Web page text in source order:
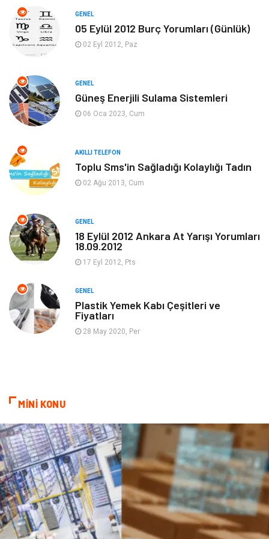
Soru-Cevap
Ekonomi
Tanıtıcı Reklam Alışveriş
Dekorasyon Tatil
Makine
Güzellik & Bakım
Organizasyon
Hizmet
Aksesuar
GENEL
05 Eylül 2012 Burç Yorumları (Günlük)
02 Eyl 2012, Paz
GENEL
Güneş Enerjili Sulama Sistemleri
06 Oca 2023, Cum
AKILLI TELEFON
Toplu Sms'in Sağladığı Kolaylığı Tadın
02 Ağu 2013, Cum
GENEL
18 Eylül 2012 Ankara At Yarışı Yorumları
18.09.2012
17 Eyl 2012, Pts
GENEL
Plastik Yemek Kabı Çeşitleri ve
Fiyatları
28 May 2020, Per
MİNİ KONU